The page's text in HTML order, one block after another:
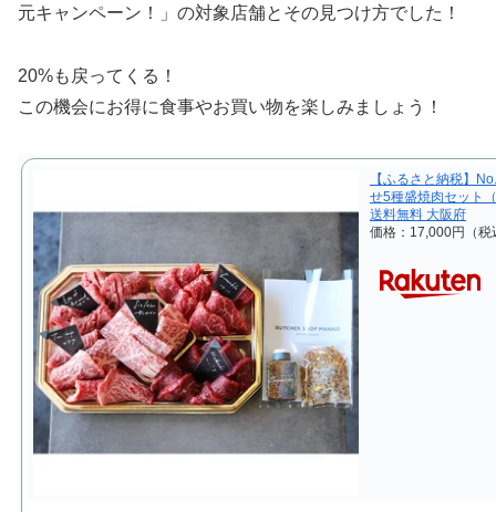
元キャンペーン！」の対象店舗とその見つけ方でした！
20%も戻ってくる！
この機会にお得に食事やお買い物を楽しみましょう！
【ふるさと納税】
せ5種盛焼肉セット
送料無料 大阪府
価格：17,000円（